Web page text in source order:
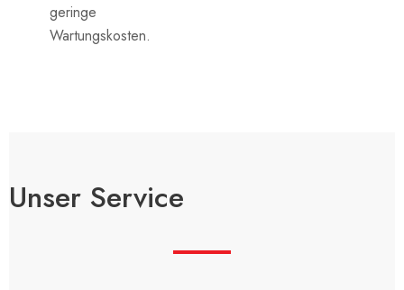
geringe
Wartungskosten.
Unser Service